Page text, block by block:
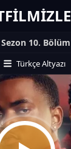
10. Bölüm
Türkçe Altyazı